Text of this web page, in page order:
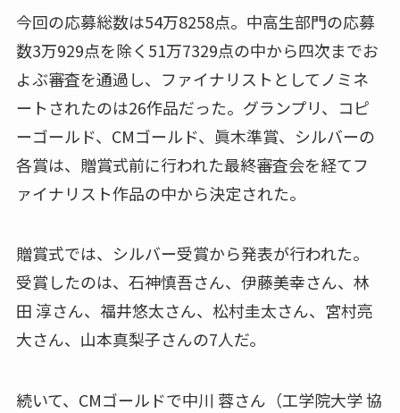
今回の応募総数は54万8258点。中高生部門の応募
数3万929点を除く51万7329点の中から四次までお
よぶ審査を通過し、ファイナリストとしてノミネ
ートされたのは26作品だった。グランプリ、コピ
ーゴールド、CMゴールド、眞木準賞、シルバーの
各賞は、贈賞式前に行われた最終審査会を経てフ
ァイナリスト作品の中から決定された。
贈賞式では、シルバー受賞から発表が行われた。
受賞したのは、石神慎吾さん、伊藤美幸さん、林
田 淳さん、福井悠太さん、松村圭太さん、宮村亮
大さん、山本真梨子さんの7人だ。
続いて、CMゴールドで中川 蓉さん（工学院大学 協